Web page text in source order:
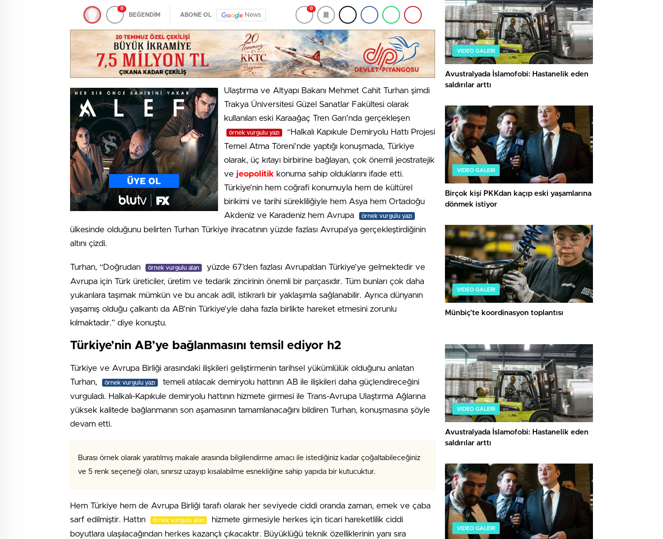
0
BEĞENDİM ABONE OL News
0
Ulaştırma ve Altyapı Bakanı Mehmet Cahit Turhan şimdi
Trakya Üniversitesi Güzel Sanatlar Fakültesi olarak
kullanılan eski Karaağaç Tren Garı’nda gerçekleşen
örnek vurgulu yazı
“Halkalı Kapıkule Demiryolu Hattı Projesi
Temel Atma Töreni’nde yaptığı konuşmada, Türkiye
olarak, üç kıtayı birbirine bağlayan, çok önemli jeostratejik
ve jeopolitik konuma sahip olduklarını ifade etti.
Türkiye’nin hem coğrafi konumuyla hem de kültürel
birikimi ve tarihi sürekliliğiyle hem Asya hem Ortadoğu
Akdeniz ve Karadeniz hem Avrupa
örnek vurgulu yazı
ülkesinde olduğunu belirten Turhan Türkiye ihracatının yüzde fazlası Avrupa’ya gerçekleştirdiğinin
altını çizdi.
Turhan, “Doğrudan örnek vurgulu alan
yüzde 67’den fazlası Avrupa’dan Türkiye’ye gelmektedir ve
Avrupa için Türk üreticiler, üretim ve tedarik zincirinin önemli bir parçasıdır. Tüm bunları çok daha
yukarılara taşımak mümkün ve bu ancak adil, istikrarlı bir yaklaşımla sağlanabilir. Ayrıca dünyanın
yaşamış olduğu çalkantı da AB’nin Türkiye’yle daha fazla birlikte hareket etmesini zorunlu
kılmaktadır.” diye konuştu.
Türkiye’nin AB’ye bağlanmasını temsil ediyor h2
Türkiye ve Avrupa Birliği arasındaki ilişkileri geliştirmenin tarihsel yükümlülük olduğunu anlatan
Turhan,
örnek vurgulu yazı
temeli atılacak demiryolu hattının AB ile ilişkileri daha güçlendireceğini
vurguladı. Halkalı-Kapıkule demiryolu hattının hizmete girmesi ile Trans-Avrupa Ulaştırma Ağlarına
yüksek kalitede bağlanmanın son aşamasının tamamlanacağını bildiren Turhan, konuşmasına şöyle
devam etti.
Burası örnek olarak yaratılmış makale arasında bilgilendirme amacı ile istediğiniz kadar çoğaltabileceğiniz
ve 5 renk seçeneği olan, sınırsız uzayıp kısalabilme esnekliğine sahip yapıda bir kutucuktur.
Hem Türkiye hem de Avrupa Birliği tarafı olarak her seviyede ciddi oranda zaman, emek ve çaba
sarf edilmiştir. Hattın
örnek vurgulu alan
hizmete girmesiyle herkes için ticari hareketlilik ciddi
boyutlara ulaşılacağından herkes kazançlı çıkacaktır. Büyüklüğü teknik özelliklerinin yanı sıra
VIDEO GALERI
Avustralyada İslamofobi: Hastanelik eden
saldırılar arttı
VIDEO GALERI
Birçok kişi PKKdan kaçıp eski yaşamlarına
dönmek istiyor
VIDEO GALERI
Münbiç’te koordinasyon toplantısı
VIDEO GALERI
Avustralyada İslamofobi: Hastanelik eden
saldırılar arttı
VIDEO GALERI